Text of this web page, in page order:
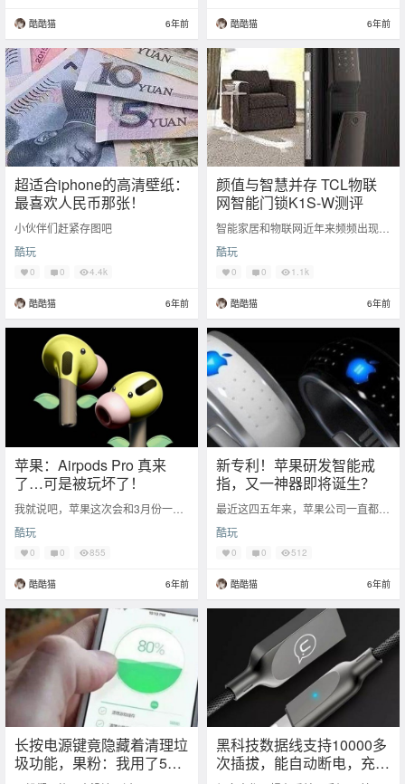
酷酷猫 6年前 酷酷猫 6年前
超适合iphone的高清壁纸：
最喜欢人民币那张！
小伙伴们赶紧存图吧
酷玩
0 0 4.4k
酷酷猫 6年前
颜值与智慧并存 TCL物联
网智能门锁K1S-W测评
智能家居和物联网近年来频频出现在
慧生活的“第一步”正开始走进千家万
户。今天，一
酷玩
0 0 1.1k
酷酷猫 6年前
苹果：Airpods Pro 真来
了…可是被玩坏了！
我就说吧，苹果这次会和3月份一
网，有图为证。 苹果果然在今天凌
晨悄悄上架了 Ai
酷玩
0 0 855
酷酷猫 6年前
新专利！苹果研发智能戒
指，又一神器即将诞生？
最近这四五年来，苹果公司一直都在
之外的穿戴设备，比如早些年就
酷玩
0 0 512
酷酷猫 6年前
长按电源键竟隐藏着清理垃
圾功能，果粉：我用了5年 i
黑科技数据线支持10000多
次插拔，能自动断电，充电